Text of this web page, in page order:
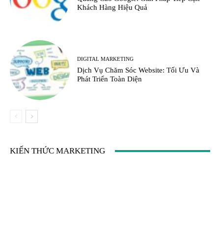
Khách Hàng Hiệu Quả
DIGITAL MARKETING
Dịch Vụ Chăm Sóc Website: Tối Ưu Và
Phát Triển Toàn Diện
KIẾN THỨC MARKETING